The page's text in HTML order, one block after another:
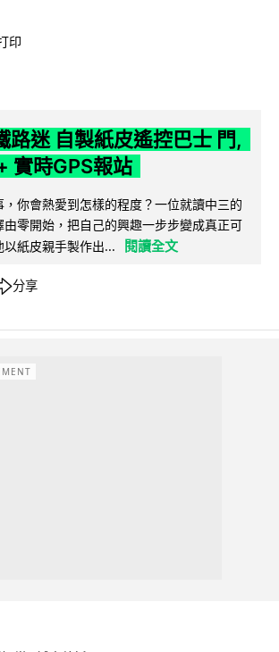
印
路迷 自製紙皮遙控巴士 門,
實時GPS報站
你會熱愛到怎樣的程度？一位就讀中三的
由零開始，把自己的興趣一步步變成真正可
紙皮親手製作出...
閱讀全文
分享